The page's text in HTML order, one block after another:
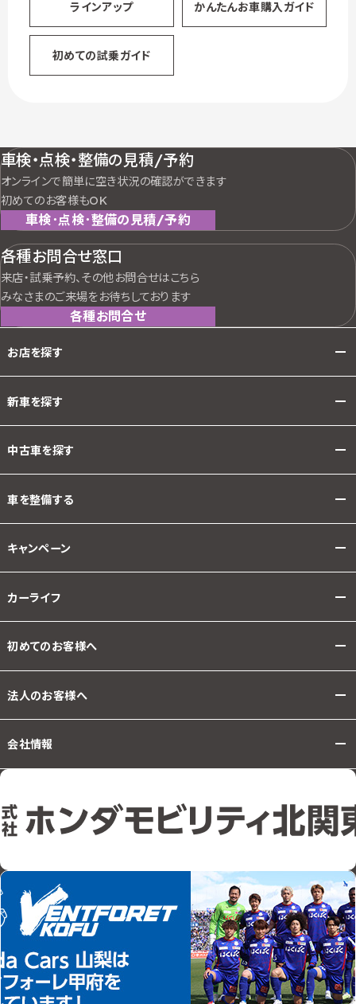
ラインアップ かんたんお車購入ガイド
初めての試乗ガイド
車検・点検・整備の見積/予約
オンラインで簡単に空き状況の確認ができます
初めてのお客様もOK
車検･点検･整備の見積/予約
各種お問合せ窓口
来店・試乗予約、その他お問合せはこちら
みなさまのご来場をお待ちしております
各種お問合せ
お店を探す
新車を探す
中古車を探す
車を整備する
キャンペーン
カーライフ
初めてのお客様へ
法人のお客様へ
会社情報